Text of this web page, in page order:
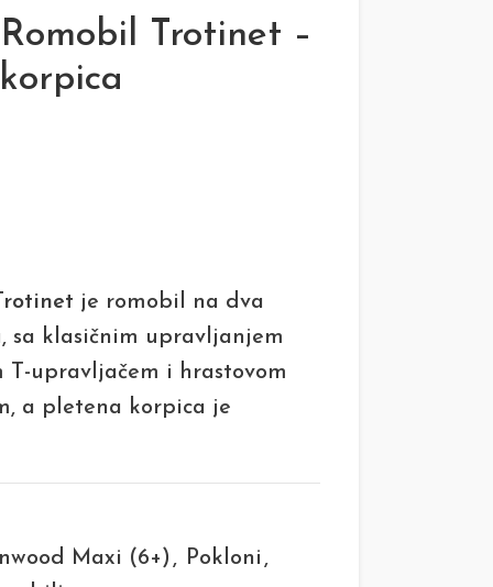
Trotinet –
je romobil na dva
sa klasičnim upravljanjem
upravljačem i hrastovom
a pletena korpica je
Maxi (6+) , Pokloni ,